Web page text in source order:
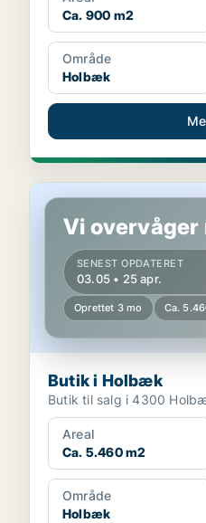
Ca. 900 m2
Område
Holbæk
Butik i Holbæk
Vi overvåger
SENEST OPDATERET
03.05 • 25 apr.
Oprettet 3 mo Ca.
Butik i Holbæk
Butik til salg i 4300
Areal
Ca. 5.460 m2
Område
Holbæk